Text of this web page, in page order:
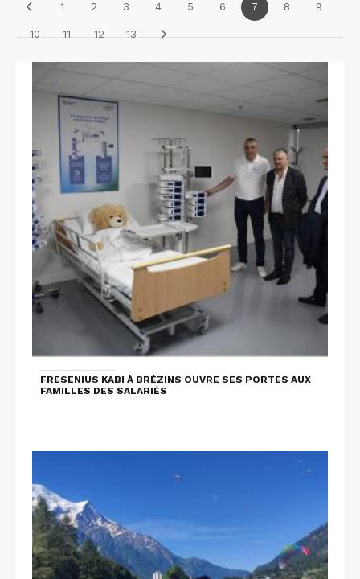
1 2 3 4 5 6 7 8 9
10 11 12 13
FRESENIUS KABI À BRÉZINS OUVRE SES PORTES AUX
FAMILLES DES SALARIÉS